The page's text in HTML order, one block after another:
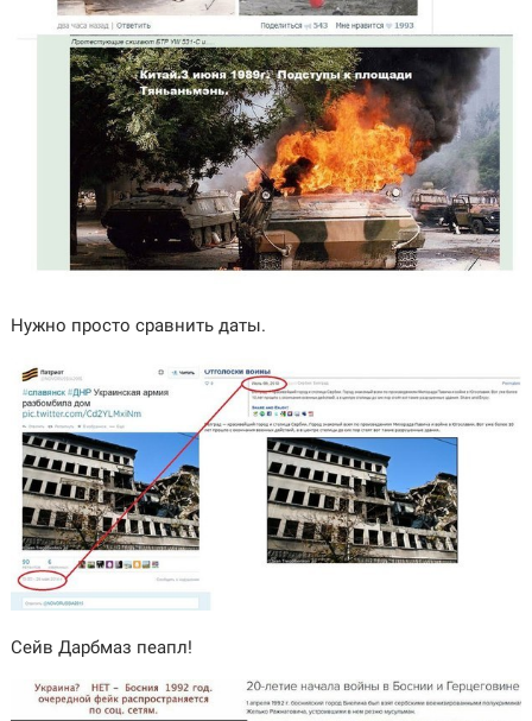
Нужно просто сравнить даты.
Сейв Дарбмаз пеапл!